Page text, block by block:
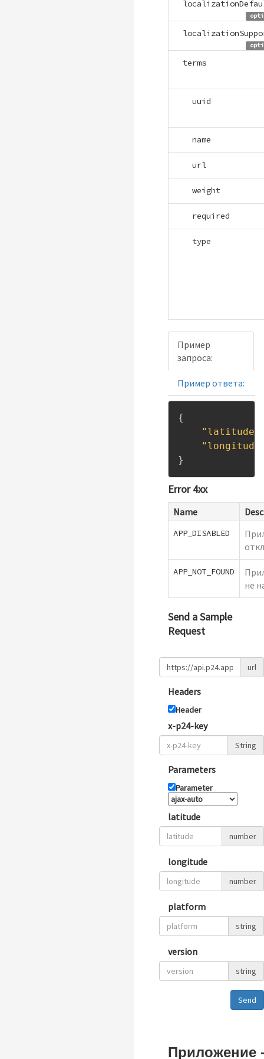
terms
uuid
name
url
weight
required
type
Пример
запроса:
Пример ответа:
{
"latitude"
}
Error 4xx
Name
APP_DISABLED
APP_NOT_FOUND
не
Send a Sample
Request
url
Headers
Header
x-p24-key
String
Parameters
Parameter
latitude
number
longitude
number
platform
string
version
string
Send
Приложение